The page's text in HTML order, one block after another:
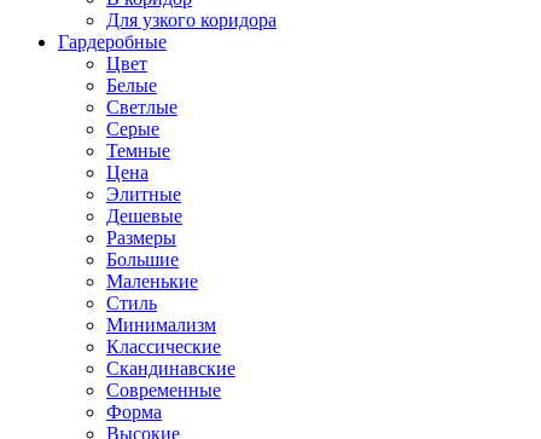
Для узкого коридора
Гардеробные
Цвет
Белые
Светлые
Серые
Темные
Цена
Элитные
Дешевые
Размеры
Большие
Маленькие
Стиль
Минимализм
Классические
Скандинавские
Современные
Форма
Высокие